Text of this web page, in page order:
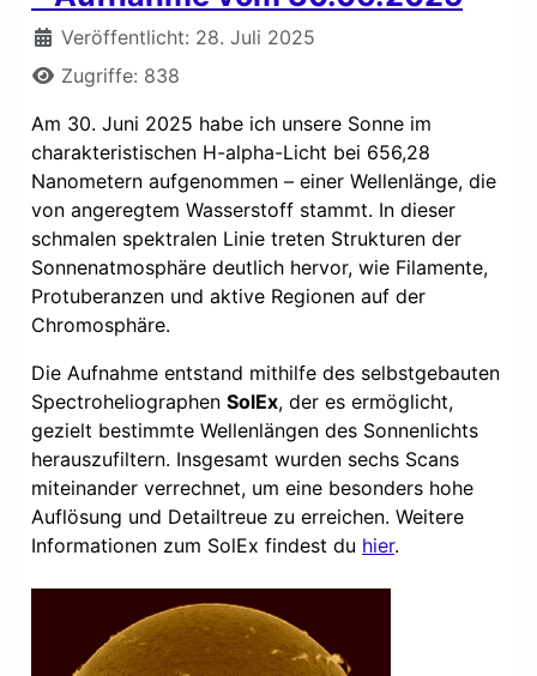
Details
Veröffentlicht: 28. Juli 2025
Zugriffe: 838
Am 30. Juni 2025 habe ich unsere Sonne im
charakteristischen H-alpha-Licht bei 656,28
Nanometern aufgenommen – einer Wellenlänge, die
von angeregtem Wasserstoff stammt. In dieser
schmalen spektralen Linie treten Strukturen der
Sonnenatmosphäre deutlich hervor, wie Filamente,
Protuberanzen und aktive Regionen auf der
Chromosphäre.
Die Aufnahme entstand mithilfe des selbstgebauten
Spectroheliographen SolEx, der es ermöglicht,
gezielt bestimmte Wellenlängen des Sonnenlichts
herauszufiltern. Insgesamt wurden sechs Scans
miteinander verrechnet, um eine besonders hohe
Auflösung und Detailtreue zu erreichen. Weitere
Informationen zum SolEx findest du hier.